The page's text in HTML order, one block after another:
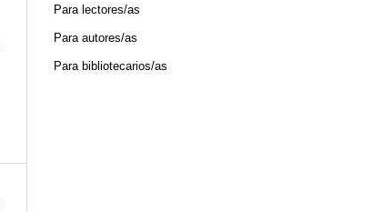
Para lectores/as
Para autores/as
Para bibliotecarios/as